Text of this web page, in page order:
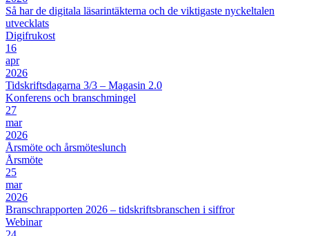
Så har de digitala läsarintäkterna och de viktigaste nyckeltalen
utvecklats
Digifrukost
16
apr
2026
Tidskriftsdagarna 3/3 – Magasin 2.0
Konferens och branschmingel
27
mar
2026
Årsmöte och årsmöteslunch
Årsmöte
25
mar
2026
Branschrapporten 2026 – tidskriftsbranschen i siffror
Webinar